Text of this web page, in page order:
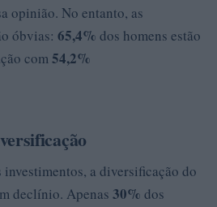
opinião. No entanto, as
óbvias: 65,4% dos homens estão
com54,2%
a diversificação do
declínio. Apenas 30% dos